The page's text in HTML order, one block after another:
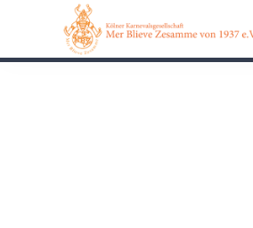
0162 90 650 62